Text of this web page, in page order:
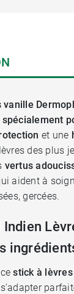
vanille
spécialement
et une
des plus
vertus
aident à
gercées.
cestick à